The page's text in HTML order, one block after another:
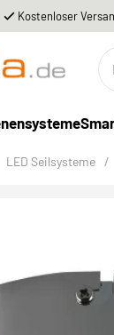
Kostenloser
LED Seilsysteme /